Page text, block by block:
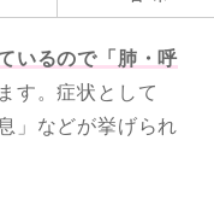
いるので「肺・呼
す。症状として
」などが挙げられ